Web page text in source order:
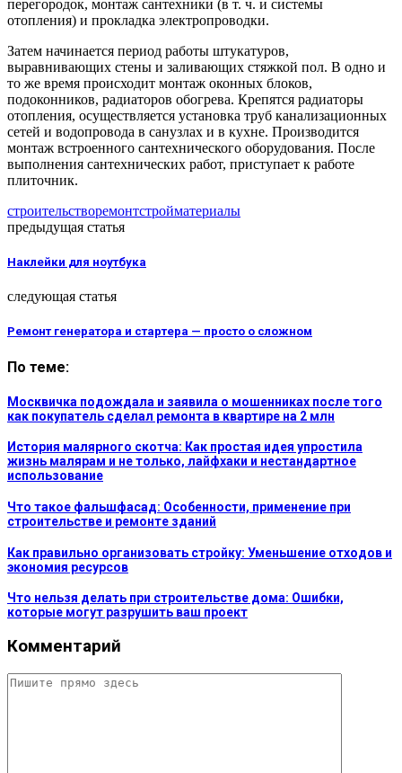
перегородок, монтаж сантехники (в т. ч. и системы
отопления) и прокладка электропроводки.
Затем начинается период работы штукатуров,
выравнивающих стены и заливающих стяжкой пол. В одно и
то же время происходит монтаж оконных блоков,
подоконников, радиаторов обогрева. Крепятся радиаторы
отопления, осуществляется установка труб канализационных
сетей и водопровода в санузлах и в кухне. Производится
монтаж встроенного сантехнического оборудования. После
выполнения сантехнических работ, приступает к работе
плиточник.
строительстворемонтстройматериалы
предыдущая статья
Наклейки для ноутбука
следующая статья
Ремонт генератора и стартера — просто о сложном
По теме:
Москвичка подождала и заявила о мошенниках после того
как покупатель сделал ремонта в квартире на 2 млн
История малярного скотча: Как простая идея упростила
жизнь малярам и не только, лайфхаки и нестандартное
использование
Что такое фальшфасад: Особенности, применение при
строительстве и ремонте зданий
Как правильно организовать стройку: Уменьшение отходов и
экономия ресурсов
Что нельзя делать при строительстве дома: Ошибки,
которые могут разрушить ваш проект
Комментарий